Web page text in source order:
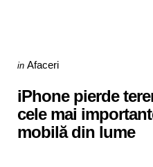
Categories
Posted
in Afaceri
iPhone pierde
cele mai
mobilă din lume